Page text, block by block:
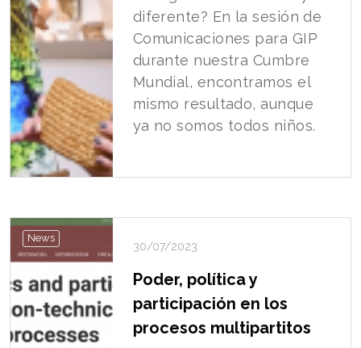
diferente? En la sesión de
Comunicaciones para GIP
durante nuestra Cumbre
Mundial, encontramos el
mismo resultado, aunque
ya no somos todos niños.
News
30/07/2023
Poder, política y
participación en los
procesos multipartitos